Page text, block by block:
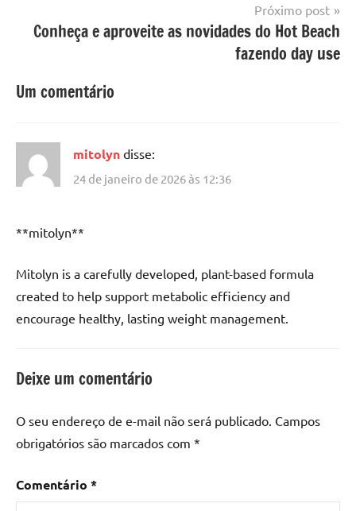
Próximo post
Conheça e aproveite as novidades do Hot Beach
fazendo day use
Um comentário
mitolyn disse:
24 de janeiro de 2026 às 12:36
**mitolyn**
Mitolyn is a carefully developed, plant-based formula
created to help support metabolic efficiency and
encourage healthy, lasting weight management.
Deixe um comentário
O seu endereço de e-mail não será publicado. Campos
obrigatórios são marcados com *
Comentário *